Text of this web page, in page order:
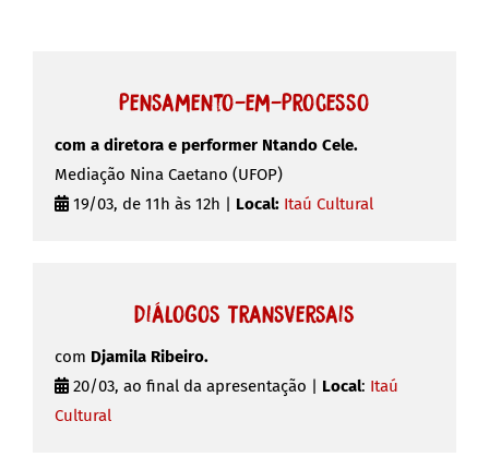
Pensamento-em-Processo
com a diretora e performer Ntando Cele.
Mediação Nina Caetano (UFOP)
19/03, de 11h às 12h | Local: Itaú Cultural
Diálogos Transversais
com Djamila Ribeiro.
20/03, ao final da apresentação | Local: Itaú
Cultural